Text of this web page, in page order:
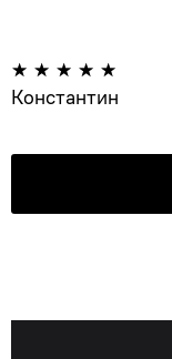
Константин